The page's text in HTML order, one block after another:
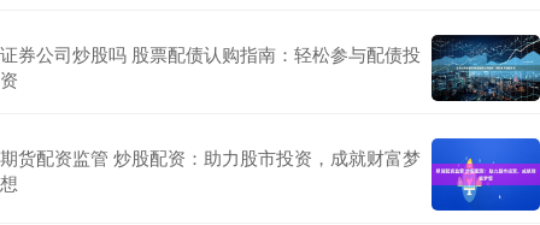
证券公司炒股吗 股票配债认购指南：轻松参与配债投
资
期货配资监管 炒股配资：助力股市投资，成就财富梦
想